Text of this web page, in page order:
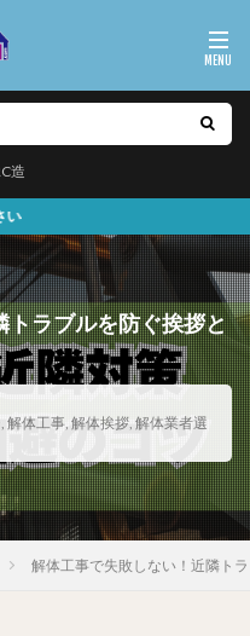
造
ラブルを防ぐ挨拶と
, 解体工事, 解体挨拶, 解体業者選
解体工事で失敗しない！近隣ト